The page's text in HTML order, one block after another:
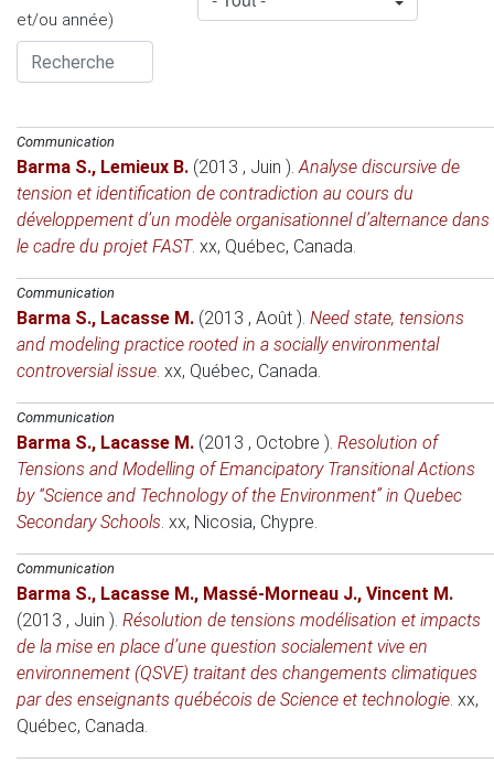
et/ou année)
Communication
Barma S., Lemieux B. (2013 , Juin ).Analyse discursive de
tension et identification de contradiction au cours du
développement d’un modèle organisationnel d’alternance dans
le cadre du projet FAST. xx, Québec, Canada.
Communication
Barma S., Lacasse M. (2013 , Août ). Need state, tensions
and modeling practice rooted in a socially environmental
controversial issue. xx, Québec, Canada.
Communication
Barma S., Lacasse M. (2013 , Octobre ). Resolution of
Tensions and Modelling of Emancipatory Transitional Actions
by “Science and Technology of the Environment” in Quebec
Secondary Schools. xx, Nicosia, Chypre.
Communication
Barma S., Lacasse M., Massé-Morneau J., Vincent M.
(2013 , Juin ). Résolution de tensions modélisation et impacts
de la mise en place d’une question socialement vive en
environnement (QSVE) traitant des changements climatiques
par des enseignants québécois de Science et technologie. xx,
Québec, Canada.